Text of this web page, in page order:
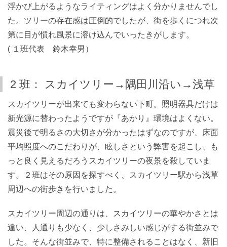
浮かび上がるようなライティングはよく分かりませんでし
た。ツリーの存在感は圧倒的でしたが、街を歩くにつれ次
第に目が慣れ風景に溶け込んでいったきがします。
( １班代表 鈴木幸男）
2 班： スカイツリー→隅田川沿い→浅草
スカイツリーが出来ても変わらない下町。照明器具だけは
新光源に替わったようですが『あかり』環境はよくない。
震災後で明るさの大切さが分かったはずなのですが、床面
平均照度へのこだわりが、眩しさという弊害を起こし、も
っと良く見えるだろうスカイツリーの夜景を殺していま
す。２班はその原因を探すべく、スカイツリー駅から浅草
周辺への街歩きを行いました。
スカイツリー周辺の通りは、スカイツリーの華やかさとは
違い、人通りも少なく、少しさみしい感じがする街並みで
した。そんな街並みで、特に整備されることはなく、新旧